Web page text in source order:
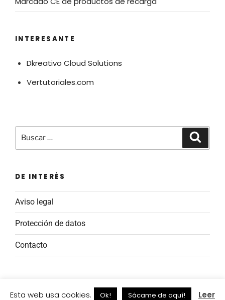
INTERESANTE
Dkreativo Cloud Solutions
Vertutoriales.com
por:
DE INTERÉS
Aviso legal
Protección de datos
Contacto
Esta web usa cookies. Ok! Sácame de aquí! Leer